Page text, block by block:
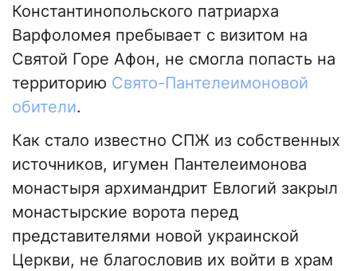
Константинопольского патриарха
Варфоломея пребывает с визитом на
Святой Горе Афон, не смогла попасть на
территорию Свято-Пантелеимоновой
обители.
Как стало известно СПЖ из собственных
источников, игумен Пантелеимонова
монастыря архимандрит Евлогий закрыл
монастырские ворота перед
представителями новой украинской
Церкви, не благословив их войти в храм